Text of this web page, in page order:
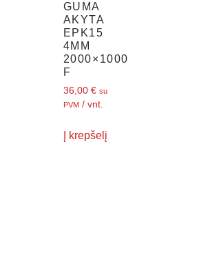
GUMA
AKYTA
EPK15
4MM
2000×1000
F
36,00 € su
PVM / vnt.
Į krepšelį